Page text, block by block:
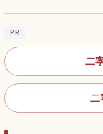
PR
二
二